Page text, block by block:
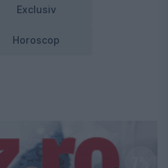
Exclusiv
Horoscop